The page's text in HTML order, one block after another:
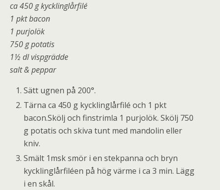
ca 450 g kycklinglårfilé
1 pkt bacon
1 purjolök
750 g potatis
1½ dl vispgrädde
salt & peppar
Sätt ugnen på 200°.
Tärna ca 450 g kycklinglårfilé och 1 pkt
bacon.Skölj och finstrimla 1 purjolök. Skölj 750
g potatis och skiva tunt med mandolin eller
kniv.
Smält 1msk smör i en stekpanna och bryn
kycklinglårfiléen på hög värme i ca 3 min. Lägg
i en skål.